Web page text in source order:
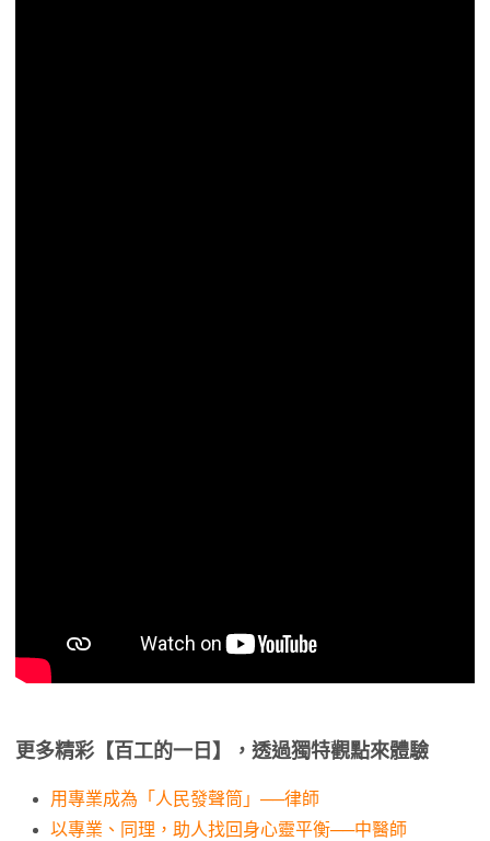
更多精彩【百工的一日】，透過獨特觀點來體驗
用專業成為「人民發聲筒」──律師
以專業、同理，助人找回身心靈平衡──中醫師